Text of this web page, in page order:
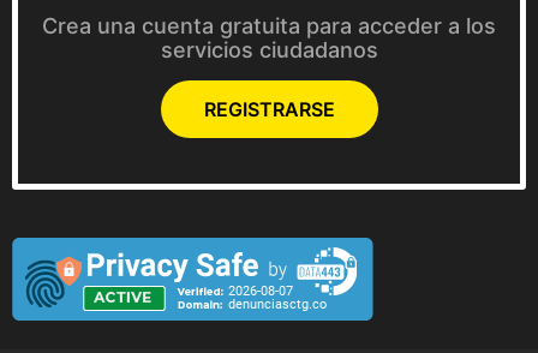
Crea una cuenta gratuita para acceder a los
servicios ciudadanos
REGISTRARSE